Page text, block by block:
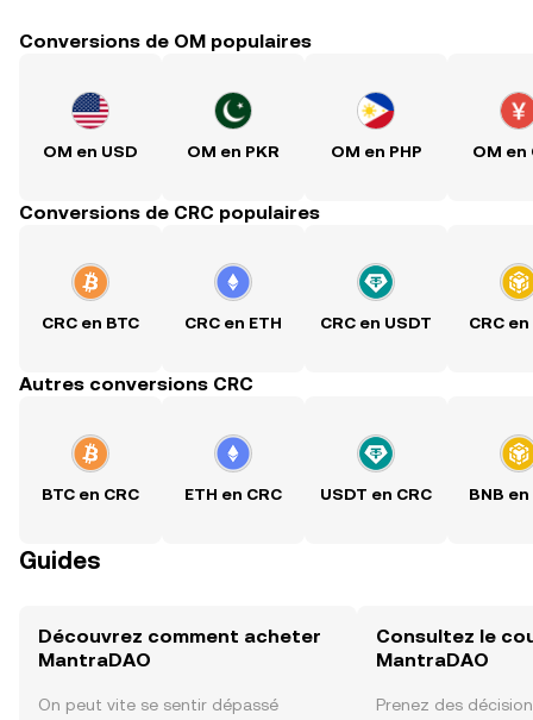
Conversions de OM populaires
OM en USD OM en PKR OM en PHP OM en
Conversions de CRC populaires
CRC en BTC CRC en ETH CRC en USDT CRC
Autres conversions CRC
BTC en CRC ETH en CRC USDT en CRC BNB en
Guides
Découvrez comment acheter
MantraDAO
On peut vite se sentir dépassé
Consultez le
MantraDAO
Prenez des